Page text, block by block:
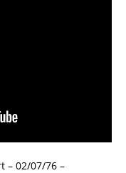
– 02/07/76 –